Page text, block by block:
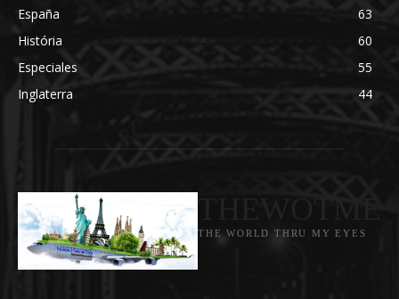
España
63
História
60
Especiales
55
Inglaterra
44
THE WORLD THRU MY EYES